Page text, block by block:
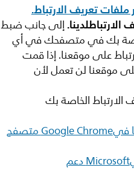
ملفات تعريف الارتباط.
إلى جانب ضبط
بك في متصفحك في أي
على موقعنا. إذا قمت
موقعنا لن تعمل لأن
الارتباط الخاصة بك